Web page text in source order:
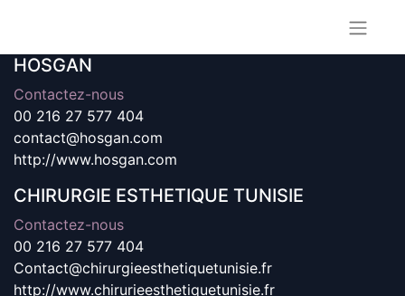
HOSGAN
Contactez-nous
00 216 27 577 404
contact@hosgan.com
http://www.hosgan.com
CHIRURGIE ESTHETIQUE TUNISIE
Contactez-nous
00 216 27 577 404
Contact@chirurgieesthetiquetunisie.fr
http://www.chirurieesthetiquetunisie.fr